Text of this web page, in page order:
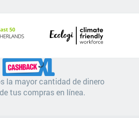
la mayor cantidad de dinero
tus compras en línea.